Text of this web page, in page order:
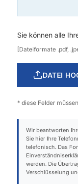
Sie können alle
[Dateiformate .pdf,
DATEI
* diese Felder
Wir beantworten
Sie hier Ihre
telefonisch. Das
werden. Die
Verschlüsselung